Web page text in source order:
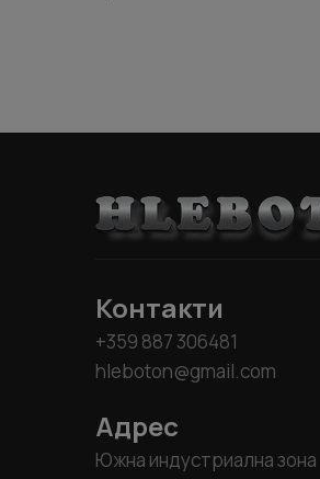
Контакти
+359 887 306481
hleboton@gmail.com
Адрес
Южна индустриална зона